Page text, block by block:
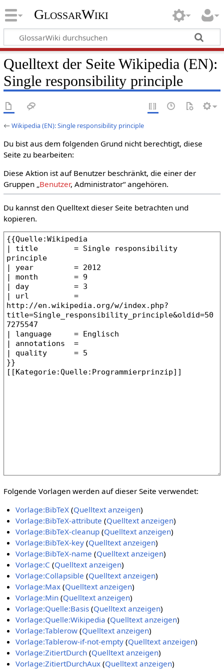
GlossarWiki
Quelltext der Seite Wikipedia (EN):
Single responsibility principle
←Wikipedia (EN): Single responsibility principle
Du bist aus dem folgenden Grund nicht berechtigt, diese
Seite zu bearbeiten:
Diese Aktion ist auf Benutzer beschränkt, die einer der
Gruppen „Benutzer, Administrator“ angehören.
Du kannst den Quelltext dieser Seite betrachten und
kopieren.
Folgende Vorlagen werden auf dieser Seite verwendet:
Vorlage:BibTeX (Quelltext anzeigen)
Vorlage:BibTeX-attribute (Quelltext anzeigen)
Vorlage:BibTeX-cleanup (Quelltext anzeigen)
Vorlage:BibTeX-key (Quelltext anzeigen)
Vorlage:BibTeX-name (Quelltext anzeigen)
Vorlage:C (Quelltext anzeigen)
Vorlage:Collapsible (Quelltext anzeigen)
Vorlage:Max (Quelltext anzeigen)
Vorlage:Min (Quelltext anzeigen)
Vorlage:Quelle:Basis (Quelltext anzeigen)
Vorlage:Quelle:Wikipedia (Quelltext anzeigen)
Vorlage:Tablerow (Quelltext anzeigen)
Vorlage:Tablerow-if-not-empty (Quelltext anzeigen)
Vorlage:ZitiertDurch (Quelltext anzeigen)
Vorlage:ZitiertDurchAux (Quelltext anzeigen)